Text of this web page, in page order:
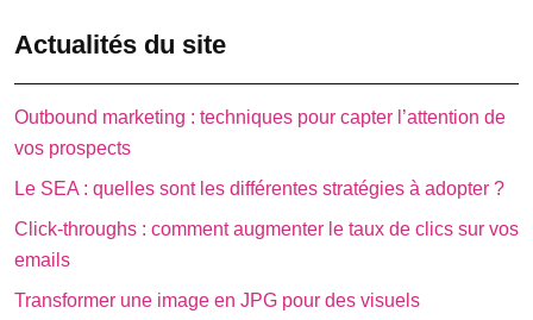
Actualités du site
Outbound marketing : techniques pour capter l’attention de
vos prospects
Le SEA : quelles sont les différentes stratégies à adopter ?
Click-throughs : comment augmenter le taux de clics sur vos
emails
Transformer une image en JPG pour des visuels